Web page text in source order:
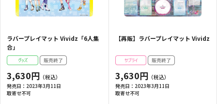
ラバープレイマット Vividz「6人集
合」
3,630円
発売日： 2023年3月11日
取寄せ不可
【再販】ラバープレイマット Vividz
3,630円
発売日： 2023年3月11日
取寄せ不可